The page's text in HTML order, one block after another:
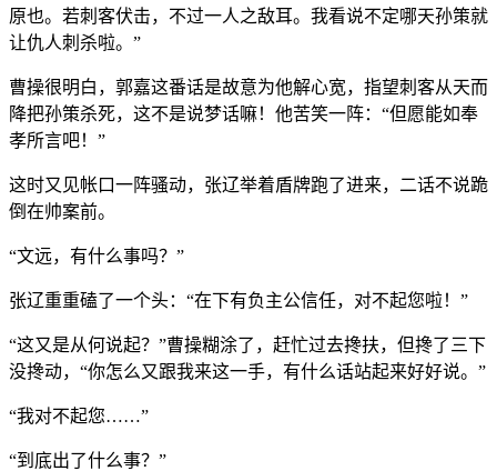
原也。若刺客伏击，不过一人之敌耳。我看说不定哪天孙策就
让仇人刺杀啦。”
曹操很明白，郭嘉这番话是故意为他解心宽，指望刺客从天而
降把孙策杀死，这不是说梦话嘛！他苦笑一阵：“但愿能如奉
孝所言吧！”
这时又见帐口一阵骚动，张辽举着盾牌跑了进来，二话不说跪
倒在帅案前。
“文远，有什么事吗？”
张辽重重磕了一个头：“在下有负主公信任，对不起您啦！”
“这又是从何说起？”曹操糊涂了，赶忙过去搀扶，但搀了三下
没搀动，“你怎么又跟我来这一手，有什么话站起来好好说。”
“我对不起您……”
“到底出了什么事？”